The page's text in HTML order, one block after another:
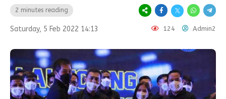
2 minutes reading
Saturday, 5 Feb 2022 14:13 124 Admin2